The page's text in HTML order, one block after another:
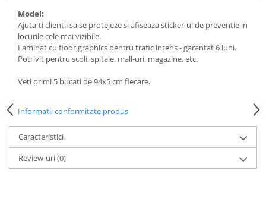
Model:
Ajuta-ti clientii sa se protejeze si afiseaza sticker-ul de preventie in
locurile cele mai vizibile.
Laminat cu floor graphics pentru trafic intens - garantat 6 luni.
Potrivit pentru scoli, spitale, mall-uri, magazine, etc.
Veti primi 5 bucati de 94x5 cm fiecare.
Informatii conformitate produs
Caracteristici
Review-uri(0)